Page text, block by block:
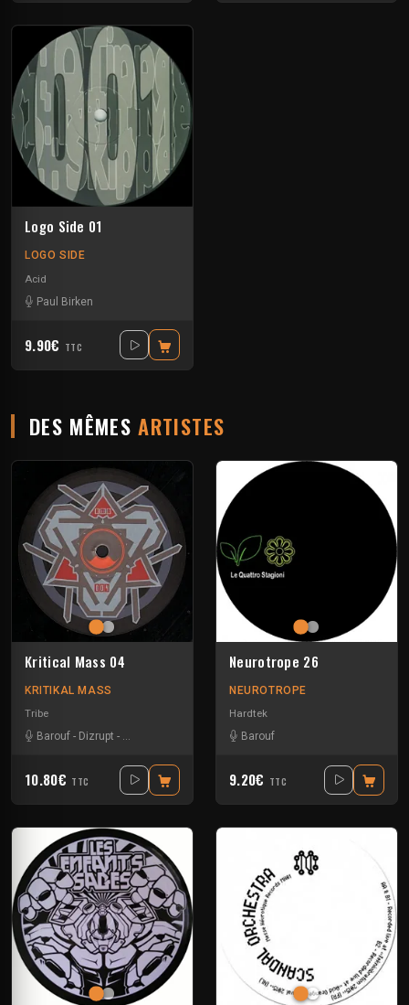
Logo Side 01
LOGO SIDE
Acid
Paul Birken
9.90€ TTC
DES MÊMESARTISTES
Kritical Mass 04
KRITIKAL MASS
Tribe
Barouf - Dizrupt - Machine et Machin Moise
10.80€ TTC
Neurotrope 26
NEUROTROPE
Hardtek
Barouf
9.20€ TTC